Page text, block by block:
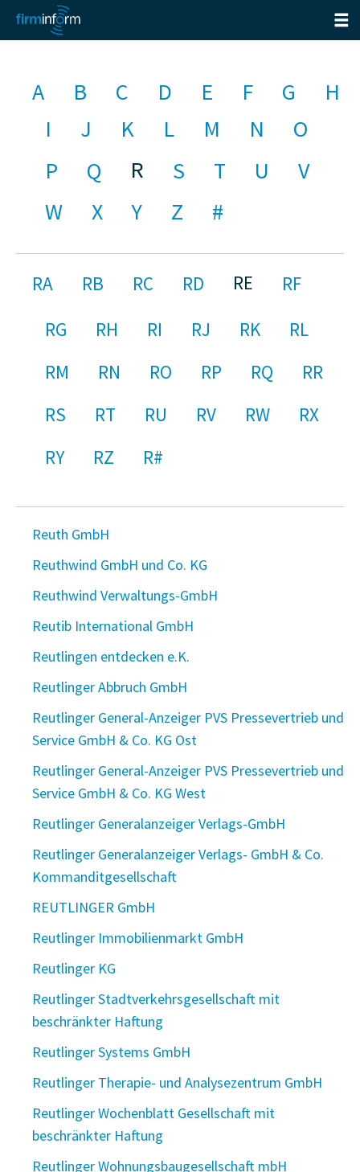
A B C D E F G
H
I
J K L M N
O
P
Q R S T U
V
W
X Y Z #
RA RB RC RD RE
RF
RG
RH RI RJ RK
RL
RM
RN RO RP RQ
RR
RS
RT RU RV RW
RX
RY
RZ R#
Reuth GmbH
Reuthwind GmbH und Co. KG
Reuthwind Verwaltungs-GmbH
Reutib International GmbH
Reutlingen entdecken e.K.
Reutlinger Abbruch GmbH
Reutlinger General-Anzeiger PVS Pressevertrieb und
Service GmbH & Co. KG Ost
Reutlinger General-Anzeiger PVS Pressevertrieb und
Service GmbH & Co. KG West
Reutlinger Generalanzeiger Verlags-GmbH
Reutlinger Generalanzeiger Verlags- GmbH & Co.
Kommanditgesellschaft
REUTLINGER GmbH
Reutlinger Immobilienmarkt GmbH
Reutlinger KG
Reutlinger Stadtverkehrsgesellschaft mit
beschränkter Haftung
Reutlinger Systems GmbH
Reutlinger Therapie- und Analysezentrum GmbH
Reutlinger Wochenblatt Gesellschaft mit
beschränkter Haftung
Reutlinger Wohnungsbaugesellschaft mbH